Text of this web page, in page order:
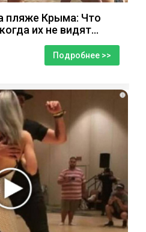
пляже Крыма: Что
их не видят...
Подробнее >>
i